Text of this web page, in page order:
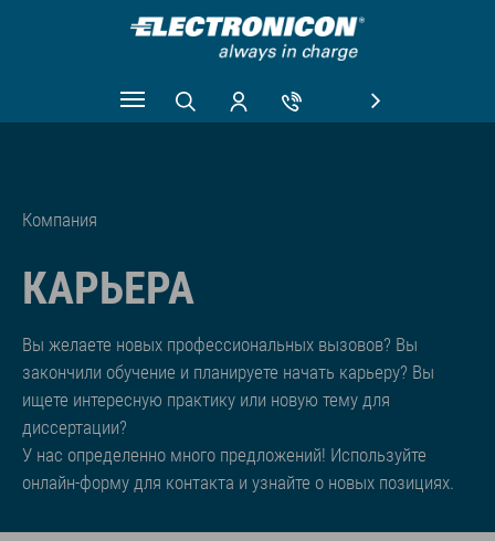
Компания
КАРЬЕРА
Вы желаете новых профессиональных вызовов? Вы
закончили обучение и планируете начать карьеру? Вы
ищете интересную практику или новую тему для
диссертации?
У нас определенно много предложений! Используйте
онлайн-форму для контакта и узнайте о новых позициях.